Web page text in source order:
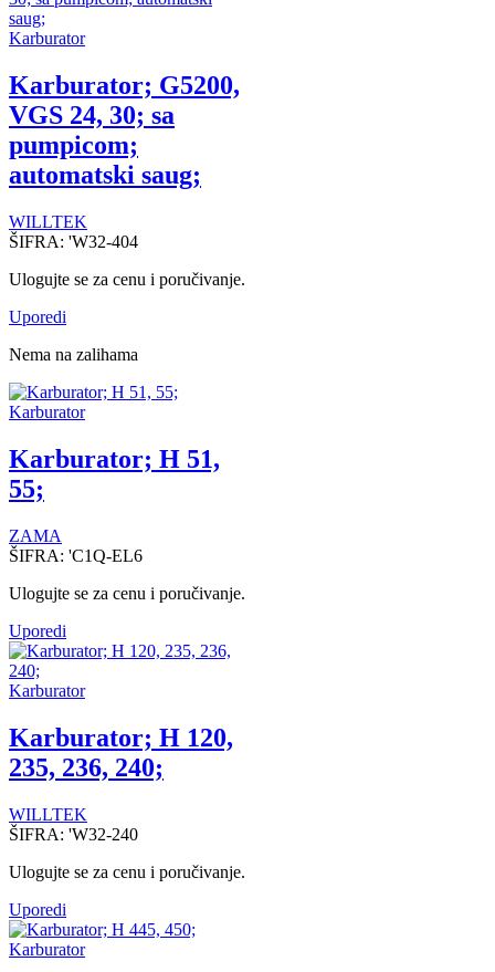
Karburator
Karburator; G5200,
VGS 24, 30; sa
pumpicom;
automatski saug;
WILLTEK
ŠIFRA: 'W32-404
Ulogujte se za cenu i poručivanje.
Uporedi
Nema na zalihama
Karburator
Karburator; H 51,
55;
ZAMA
ŠIFRA: 'C1Q-EL6
Ulogujte se za cenu i poručivanje.
Uporedi
Karburator
Karburator; H 120,
235, 236, 240;
WILLTEK
ŠIFRA: 'W32-240
Ulogujte se za cenu i poručivanje.
Uporedi
Karburator